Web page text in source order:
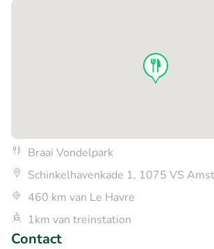
Braai Vondelpark
Schinkelhavenkade 1, 1075 VS
460 km van Le Havre
1km van treinstation
Contact